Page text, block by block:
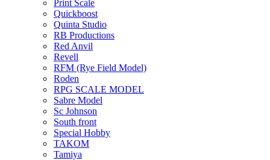
Print Scale
Quickboost
Quinta Studio
RB Productions
Red Anvil
Revell
RFM (Rye Field Model)
Roden
RPG SCALE MODEL
Sabre Model
Sc Johnson
South front
Special Hobby
TAKOM
Tamiya